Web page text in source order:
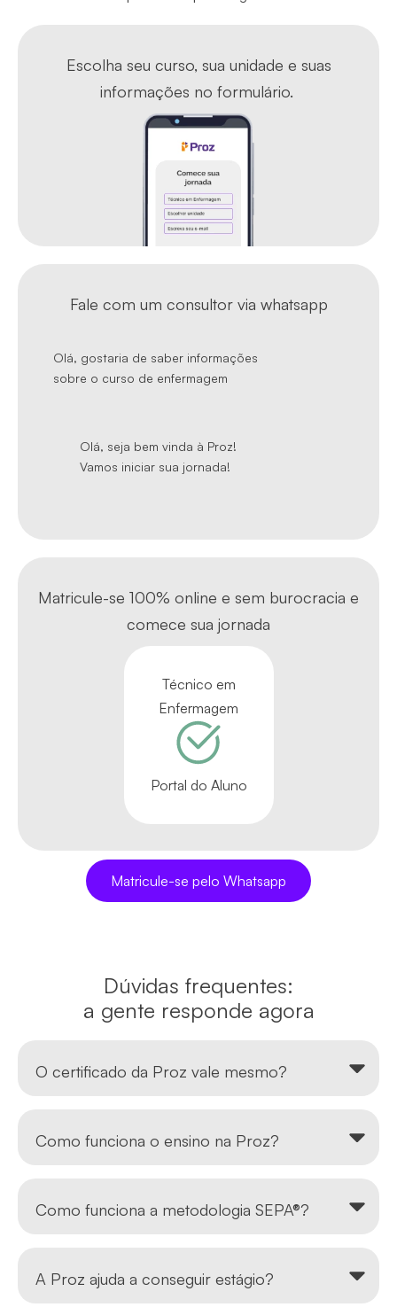
Escolha seu curso, sua unidade e suas
informações no formulário.
Fale com um consultor via whatsapp
Olá, gostaria de saber informações
sobre o curso de enfermagem
Olá, seja bem vinda à Proz!
Vamos iniciar sua jornada!
Matricule-se 100% online e sem burocracia e
comece sua jornada
Técnico em
Enfermagem
Portal do Aluno
Matricule-se pelo Whatsapp
Dúvidas frequentes:
a gente responde agora
O certificado da Proz vale mesmo?
Como funciona o ensino na Proz?
Como funciona a metodologia SEPA®?
A Proz ajuda a conseguir estágio?